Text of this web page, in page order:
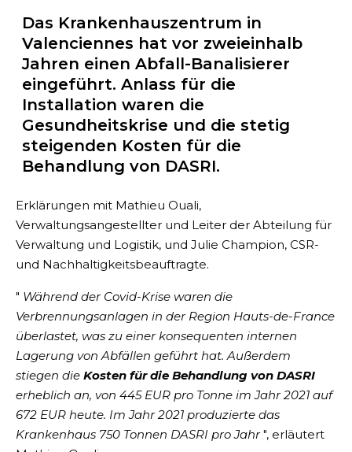
Das Krankenhauszentrum in
Valenciennes hat vor zweieinhalb
Jahren einen Abfall-Banalisierer
eingeführt. Anlass für die
Installation waren die
Gesundheitskrise und die stetig
steigenden Kosten für die
Behandlung von DASRI.
Erklärungen mit Mathieu Ouali,
Verwaltungsangestellter und Leiter der Abteilung für
Verwaltung und Logistik, und Julie Champion, CSR-
und Nachhaltigkeitsbeauftragte.
" Während der Covid-Krise waren die
Verbrennungsanlagen in der Region Hauts-de-France
überlastet, was zu einer konsequenten internen
Lagerung von Abfällen geführt hat. Außerdem
stiegen die Kosten für die Behandlung von DASRI
erheblich an, von 445 EUR pro Tonne im Jahr 2021 auf
672 EUR heute. Im Jahr 2021 produzierte das
Krankenhaus 750 Tonnen DASRI pro Jahr", erläutert